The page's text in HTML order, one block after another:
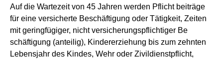
Auf die Wartezeit von 45 Jahren werden Pflicht beiträge
für eine versicherte Beschäftigung oder Tätigkeit, Zeiten
mit geringfügiger, nicht versicherungspflichtiger Be
schäftigung (anteilig), Kindererziehung bis zum zehnten
Lebensjahr des Kindes, Wehr oder Zivildienstpflicht,